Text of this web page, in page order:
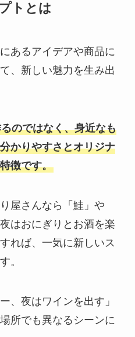
トとは
あるアイデアや商品に
、新しい魅力を生み出
のではなく、身近なも
かりやすさとオリジナ
徴です。
屋さんなら「鮭」や
はおにぎりとお酒を楽
れば、一気に新しいス
。
、夜はワインを出す」
所でも異なるシーンに